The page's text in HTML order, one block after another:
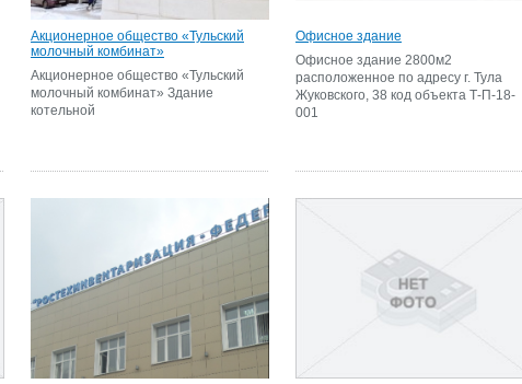
Акционерное общество «Тульский
молочный комбинат»
Акционерное общество «Тульский
молочный комбинат» Здание
котельной
Офисное здание
Офисное здание 2800м2
расположенное по адресу г. Тула
Жуковского, 38 код объекта Т-П-18-
001